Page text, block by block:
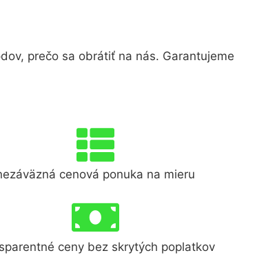
prečo sa obrátiť na nás. Garantujeme
cenová ponuka na mieru
ceny bez skrytých poplatkov